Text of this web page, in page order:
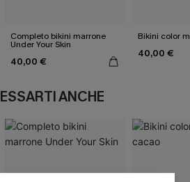
Completo bikini marrone
Under Your Skin
40,00 €
Bikini color
40,00 €
ANCHE